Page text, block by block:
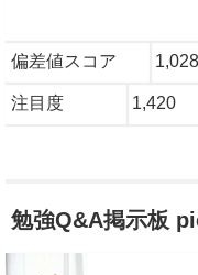
偏差値スコア
注目度 1,420
勉強Q&A掲示板